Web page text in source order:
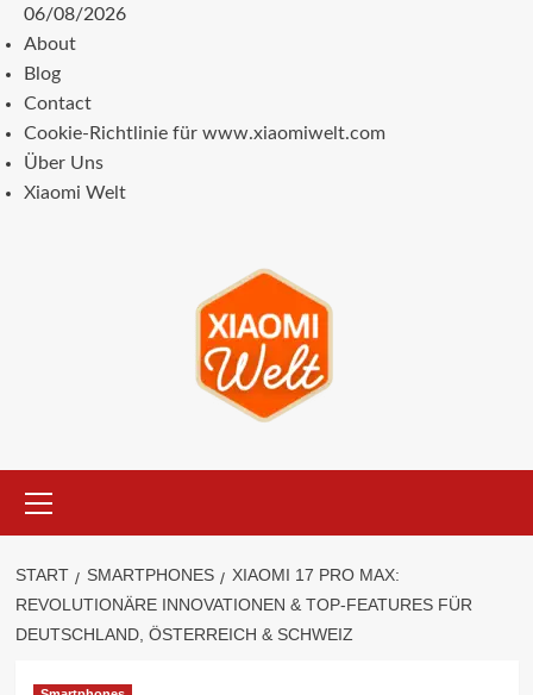
Zum
Inhalt
springen
06/08/2026
About
Blog
Contact
Cookie-Richtlinie für www.xiaomiwelt.com
Über Uns
Xiaomi Welt
Menü
START SMARTPHONES
XIAOMI 17 PRO MAX:
REVOLUTIONÄRE INNOVATIONEN & TOP-FEATURES FÜR
DEUTSCHLAND, ÖSTERREICH & SCHWEIZ